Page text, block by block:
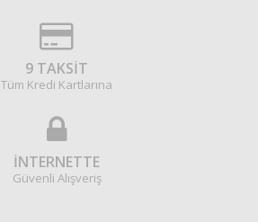
9 TAKSİT
Tüm Kredi Kartlarına
İNTERNETTE
Güvenli Alışveriş